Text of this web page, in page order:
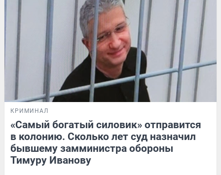
КРИМИНАЛ
«Самый богатый силовик» отправится
в колонию. Сколько лет суд назначил
бывшему замминистра обороны
Тимуру Иванову